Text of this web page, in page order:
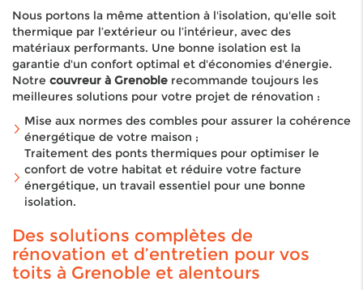
Nous portons la même attention à l'isolation, qu'elle soit
thermique par l’extérieur ou l’intérieur, avec des
matériaux performants. Une bonne isolation est la
garantie d'un confort optimal et d'économies d'énergie.
Notre couvreur à Grenoble recommande toujours les
meilleures solutions pour votre projet de rénovation :
Mise aux normes des combles pour assurer la cohérence
énergétique de votre maison ;
Traitement des ponts thermiques pour optimiser le
confort de votre habitat et réduire votre facture
énergétique, un travail essentiel pour une bonne
isolation.
Des solutions complètes de
rénovation et d’entretien pour vos
toits à Grenoble et alentours